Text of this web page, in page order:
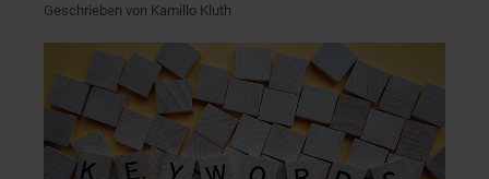
Geschrieben von Kamillo Kluth